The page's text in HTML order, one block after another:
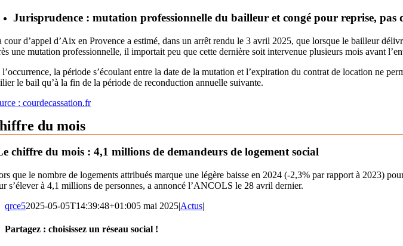
Jurisprudence : mutation professionnelle du bailleur et congé pour reprise, pas
cour d’appel d’Aix en Provence a estimé, dans un arrêt rendu le 3 avril 2025, que lorsque le bailleur
une mutation professionnelle, il importait peu que cette dernière soit intervenue plusieurs mois avant
l’occurrence, la période s’écoulant entre la date de la mutation et l’expiration du contrat de location ne
le bail qu’à la fin de la période de reconduction annuelle suivante.
: courdecassation.fr
du mois
chiffre du mois : 4,1 millions de demandeurs de logement social
que le nombre de logements attribués marque une légère baisse en 2024 (-2,3% par rapport à 2023)
s’élever à 4,1 millions de personnes, a annoncé l’ANCOLS le 28 avril dernier.
qrce52025-05-05T14:39:48+01:005 mai 2025|Actus|
Partagez : choisissez un réseau social !